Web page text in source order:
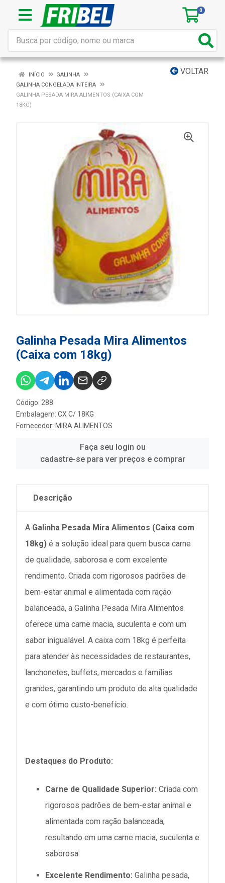
0
VOLTAR
INÍCIO
GALINHA
GALINHA CONGELADA INTEIRA
GALINHA PESADA MIRA ALIMENTOS (CAIXA COM
18KG)
Galinha Pesada Mira Alimentos
(Caixa com 18kg)
Código: 288
Embalagem: CX C/ 18KG
Fornecedor: MIRA ALIMENTOS
Faça seu login ou
cadastre-se para ver preços e comprar
Descrição
A Galinha Pesada Mira Alimentos (Caixa com
18kg) é a solução ideal para quem busca carne
de qualidade, saborosa e com excelente
rendimento. Criada com rigorosos padrões de
bem-estar animal e alimentada com ração
balanceada, a Galinha Pesada Mira Alimentos
oferece uma carne macia, suculenta e com um
sabor inigualável. A caixa com 18kg é perfeita
para atender às necessidades de restaurantes,
lanchonetes, buffets, mercados e famílias
grandes, garantindo um produto de alta qualidade
e com ótimo custo-benefício.
Destaques do Produto:
Carne de Qualidade Superior: Criada com
rigorosos padrões de bem-estar animal e
alimentada com ração balanceada,
resultando em uma carne macia, suculenta e
saborosa.
Excelente Rendimento: Galinha pesada,